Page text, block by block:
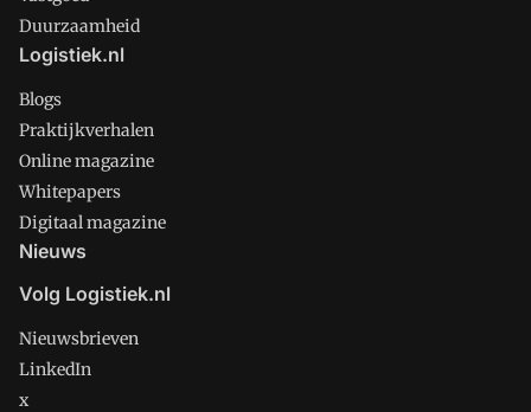
Duurzaamheid
Logistiek.nl
Blogs
Praktijkverhalen
Online magazine
Whitepapers
Digitaal magazine
Nieuws
Volg Logistiek.nl
Nieuwsbrieven
LinkedIn
x